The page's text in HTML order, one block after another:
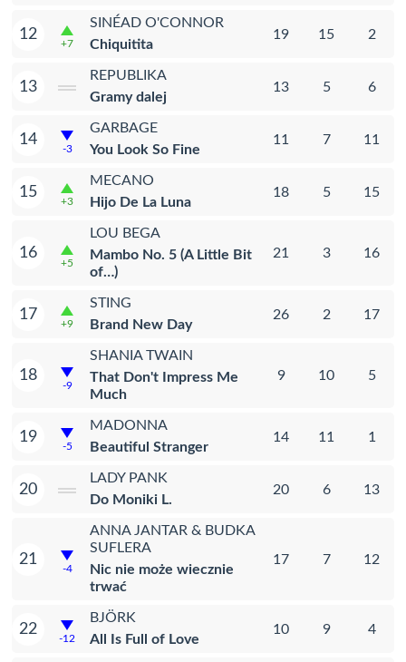
12
+7
SINÉAD O'CONNOR
Chiquitita
19 15 2
13
REPUBLIKA
Gramy dalej
13 5 6
14
-3
GARBAGE
You Look So Fine
11 7 11
15
+3
MECANO
Hijo De La Luna
18 5 15
16
+5
LOU BEGA
Mambo No. 5 (A Little Bit
of…)
21 3 16
17
+9
STING
Brand New Day
26 2 17
18
-9
SHANIA TWAIN
That Don't Impress Me
Much
9 10 5
19
-5
MADONNA
Beautiful Stranger
14 11 1
20
LADY PANK
Do Moniki L.
20 6 13
21
-4
ANNA JANTAR & BUDKA
SUFLERA
Nic nie może wiecznie
trwać
17 7 12
22
-12
BJÖRK
All Is Full of Love
10 9 4